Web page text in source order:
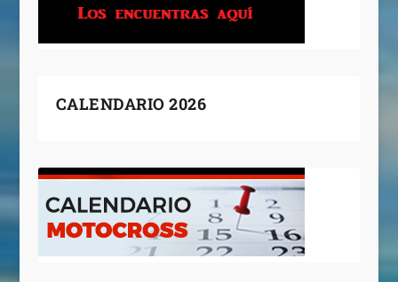
CALENDARIO 2026